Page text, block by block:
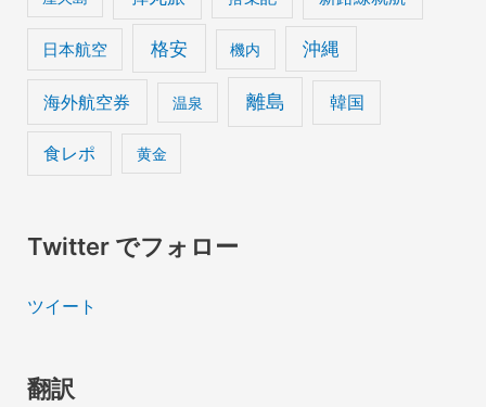
日本航空 格安 機内 沖縄
海外航空券 温泉 離島 韓国
食レポ 黄金
Twitter でフォロー
ツイート
翻訳